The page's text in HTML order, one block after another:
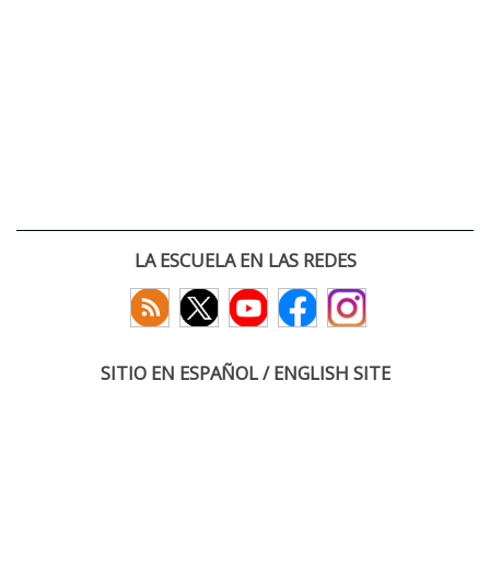
LA ESCUELA EN LAS REDES
SITIO EN ESPAÑOL / ENGLISH SITE